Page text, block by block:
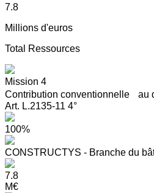
7.8
Millions d'euros
Total Ressources
Mission 4
Contribution conventionnelle au
Art. L.2135-11 4°
100%
CONSTRUCTYS - Branche du
7.8
M€